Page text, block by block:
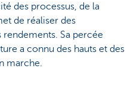
des processus, de la
de réaliser des
Sa percée
a connu des hauts et des
marche.